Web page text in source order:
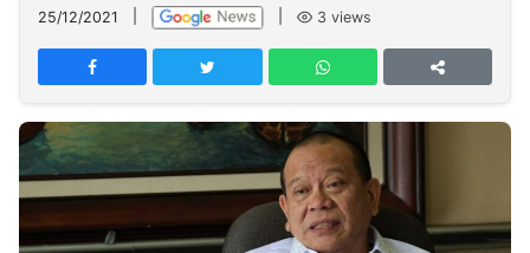
Network
PT
TREETAN
INDONESIA
Partner
25/12/2021 3 views